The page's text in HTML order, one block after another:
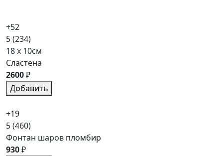
+52
5(234)
18 x 10см
Сластена
2600₽
Добавить
+19
5(460)
Фонтан шаров пломбир
930₽